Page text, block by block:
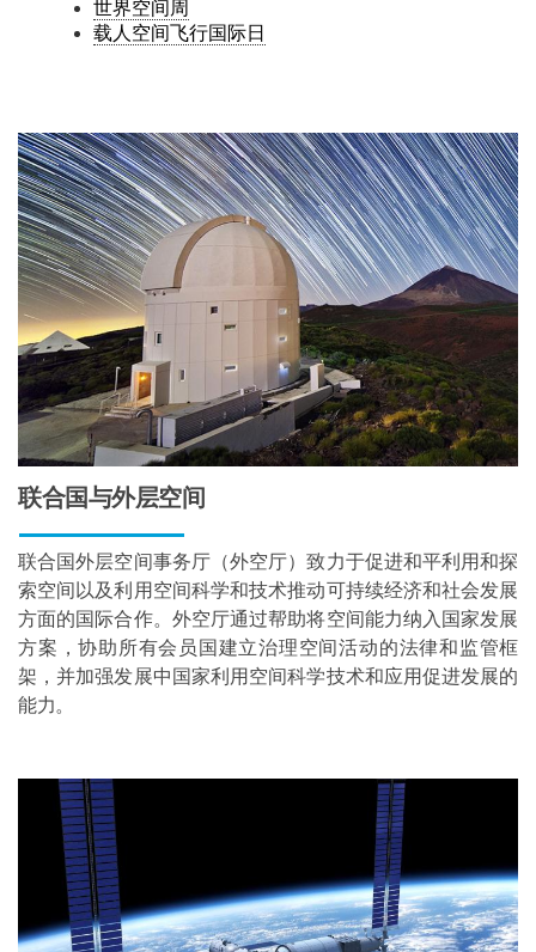
世界空间周
载人空间飞行国际日
联合国与外层空间
联合国外层空间事务厅（外空厅）致力于促进和平利用和探
索空间以及利用空间科学和技术推动可持续经济和社会发展
方面的国际合作。外空厅通过帮助将空间能力纳入国家发展
方案，协助所有会员国建立治理空间活动的法律和监管框
架，并加强发展中国家利用空间科学技术和应用促进发展的
能力。